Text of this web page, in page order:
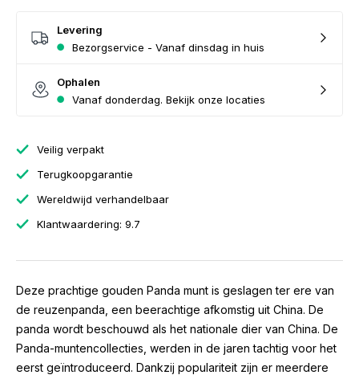
Levering
Bezorgservice - Vanaf dinsdag in huis
Ophalen
Vanaf donderdag. Bekijk onze locaties
Veilig verpakt
Terugkoopgarantie
Wereldwijd verhandelbaar
Klantwaardering: 9.7
Deze prachtige gouden Panda munt is geslagen ter ere van
de reuzenpanda, een beerachtige afkomstig uit China. De
panda wordt beschouwd als het nationale dier van China. De
Panda-muntencollecties, werden in de jaren tachtig voor het
eerst geïntroduceerd. Dankzij populariteit zijn er meerdere